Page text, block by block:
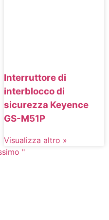
Interruttore di
interblocco di
sicurezza Keyence
GS-M51P
Visualizza altro »
"